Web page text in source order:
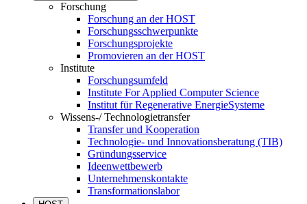
Forschung
Forschung an der HOST
Forschungsschwerpunkte
Forschungsprojekte
Promovieren an der HOST
Institute
Forschungsumfeld
Institute For Applied Computer Science
Institut für Regenerative EnergieSysteme
Wissens-/ Technologietransfer
Transfer und Kooperation
Technologie- und Innovationsberatung (TIB)
Gründungsservice
Ideenwettbewerb
Unternehmenskontakte
Transformationslabor